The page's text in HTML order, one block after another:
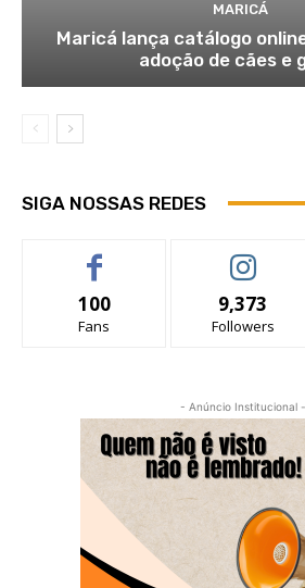
MARICÁ
Maricá lança catálogo
adoção de cães e
SIGA NOSSAS REDES
100
Fans
9,373
Followers
- Anúncio Institucional -